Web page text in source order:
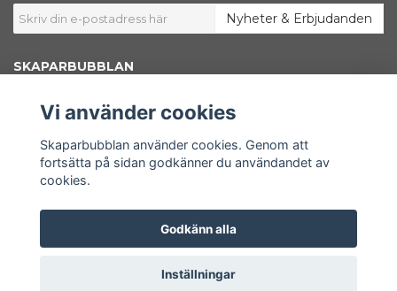
Nyheter & Erbjudanden
SKAPARBUBBLAN
konstnär, grafisk designer och marknadsförare. Här inne i shoppen säljer
jag konstnärsmaterial – Bara väl beprövade favoriter som jag själv väljer
Shoppen är en del av www.skaparbubblan.se. Skaparbubblan i sin
helhet är en plattform, en källa till kunskap och inspiration för dig som
vill få ut mer av ditt konstnärskap.
© Copyright Skaparbubblan
Vi använder cookies
Skaparbubblan använder cookies. Genom att
fortsätta på sidan godkänner du användandet av
cookies.
Godkänn alla
Inställningar